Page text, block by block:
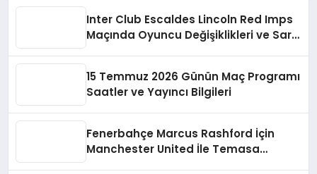
Inter Club Escaldes Lincoln Red Imps
Maçında Oyuncu Değişiklikleri ve Sarı
15 Temmuz 2026 Günün Maç Programı
Saatler ve Yayıncı Bilgileri
Fenerbahçe Marcus Rashford İçin
Manchester United İle Temasa